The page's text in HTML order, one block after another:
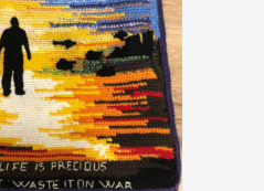
PRECIOUS